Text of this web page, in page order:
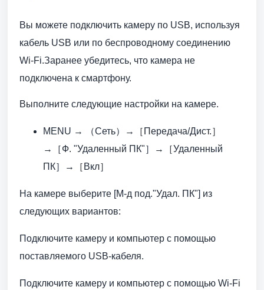
Вы можете подключить камеру по USB, используя
кабель USB или по беспроводному соединению
Wi-Fi.Заранее убедитесь, что камера не
подключена к смартфону.
Выполните следующие настройки на камере.
MENU → （Сеть）→［Передача/Дист.］
→［Ф. "Удаленный ПК"］→［Удаленный
ПК］→［Вкл］
На камере выберите [М-д под."Удал. ПК"] из
следующих вариантов:
Подключите камеру и компьютер с помощью
поставляемого USB-кабеля.
Подключите камеру и компьютер с помощью Wi-Fi